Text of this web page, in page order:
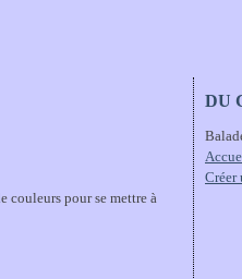
couleurs pour se mettre à
DU
Créer